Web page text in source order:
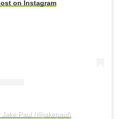
on Instagram
Jake Paul (@jakepaul)